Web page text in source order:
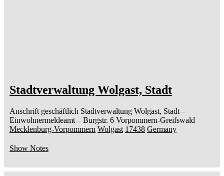
Stadtverwaltung Wolgast, Stadt
Anschrift geschäftlich Stadtverwaltung Wolgast, Stadt –
Einwohnermeldeamt – Burgstr. 6 Vorpommern-Greifswald
Mecklenburg-Vorpommern Wolgast 17438 Germany
Show Notes